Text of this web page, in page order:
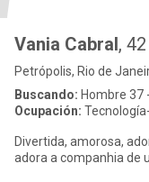
Vania Cabral, 42
Petrópolis, Rio de
Buscando: Hombre 37
Ocupación:
Divertida, amorosa,
adora a companhia de